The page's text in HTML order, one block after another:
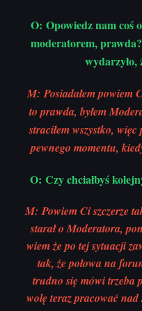
O: Opowiedz nam coś
moderatorem,
wydarzyło,
M: Posiadałem powiem
to prawda, byłem
straciłem wszystko, więc
pewnego momentu,
O: Czy chciałbyś
M: Powiem Ci szczerze
starał o Moderatora,
wiem że po tej sytuacji
tak, że połowa na
trudno się mówi trzeba
wolę teraz pracować